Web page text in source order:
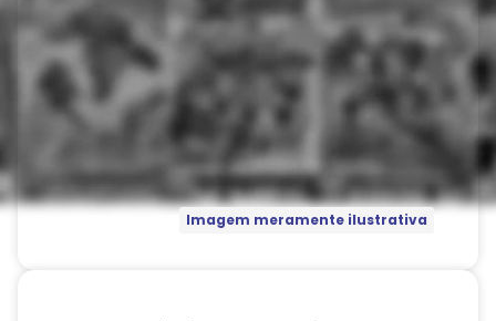
Imagem meramente ilustrativa